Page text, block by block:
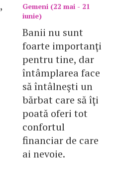
Gemeni (22 mai - 21
iunie)
Banii nu sunt
foarte importanţi
pentru tine, dar
întâmplarea face
să întâlneşti un
bărbat care să îţi
poată oferi tot
confortul
financiar de care
ai nevoie.
,